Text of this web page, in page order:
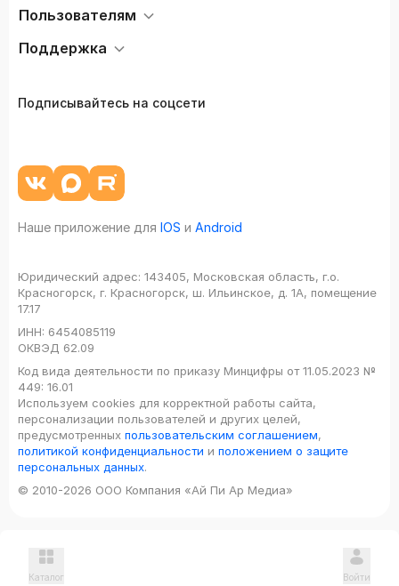
Пользователям
Поддержка
Подписывайтесь на соцсети
Наше приложение для IOS и Android
Юридический адрес: 143405, Московская область, г.о.
Красногорск, г. Красногорск, ш. Ильинское, д. 1А, помещение
17.17
ИНН: 6454085119
ОКВЭД 62.09
Код вида деятельности по приказу Минцифры от 11.05.2023 №
449: 16.01
Используем cookies для корректной работы сайта,
персонализации пользователей и других целей,
предусмотренных пользовательским соглашением,
политикой конфиденциальности и положением о защите
персональных данных.
© 2010-2026 ООО Компания «Ай Пи Ар Медиа»
Каталог Войти